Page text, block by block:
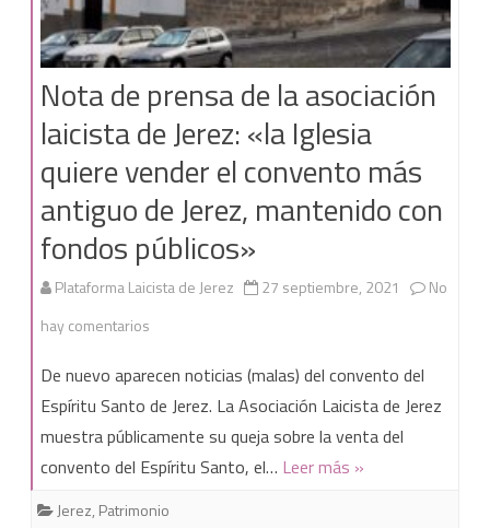
iglesia
en
Cádiz,
la
Diputación
Nota de prensa de la asociación
laicista de Jerez: «la Iglesia
quiere vender el convento más
antiguo de Jerez, mantenido con
fondos públicos»
Plataforma Laicista de Jerez 27 septiembre, 2021
No
hay comentarios
de
prensa
de
la
De nuevo aparecen noticias (malas) del convento del
Espíritu Santo de Jerez. La Asociación Laicista de Jerez
muestra públicamente su queja sobre la venta del
convento del Espíritu Santo, el… Leer más »
Jerez, Patrimonio